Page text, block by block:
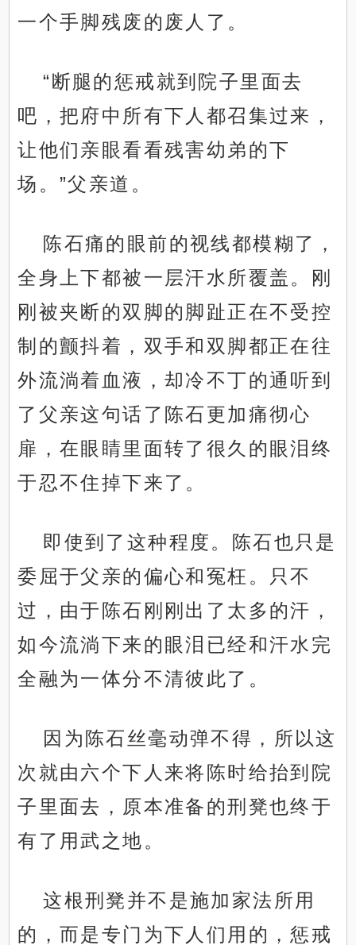
一个手脚残废的废人了。
“断腿的惩戒就到院子里面去
吧，把府中所有下人都召集过来，
让他们亲眼看看残害幼弟的下
场。”父亲道。
陈石痛的眼前的视线都模糊了，
全身上下都被一层汗水所覆盖。刚
刚被夹断的双脚的脚趾正在不受控
制的颤抖着，双手和双脚都正在往
外流淌着血液，却冷不丁的通听到
了父亲这句话了陈石更加痛彻心
扉，在眼睛里面转了很久的眼泪终
于忍不住掉下来了。
即使到了这种程度。陈石也只是
委屈于父亲的偏心和冤枉。只不
过，由于陈石刚刚出了太多的汗，
如今流淌下来的眼泪已经和汗水完
全融为一体分不清彼此了。
因为陈石丝毫动弹不得，所以这
次就由六个下人来将陈时给抬到院
子里面去，原本准备的刑凳也终于
有了用武之地。
这根刑凳并不是施加家法所用
的，而是专门为下人们用的，惩戒